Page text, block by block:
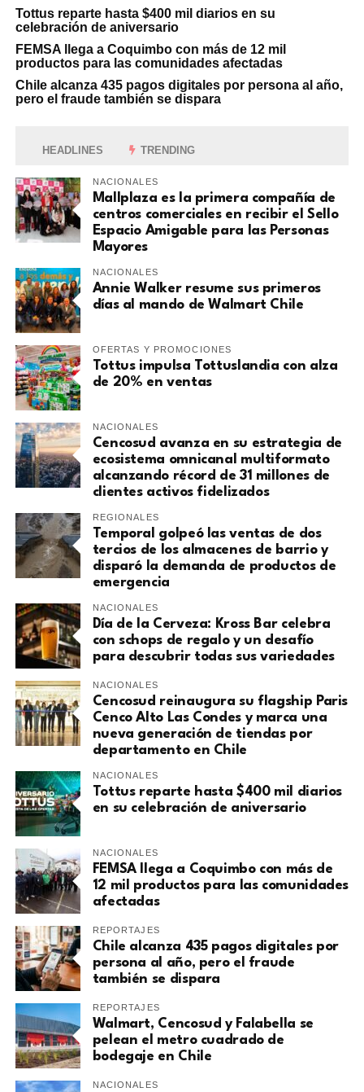
Tottus reparte hasta $400 mil diarios en su
celebración de aniversario
FEMSA llega a Coquimbo con más de 12 mil
productos para las comunidades afectadas
Chile alcanza 435 pagos digitales por persona al año,
pero el fraude también se dispara
HEADLINES TRENDING
NACIONALES
Mallplaza es la primera compañía de
centros comerciales en recibir el Sello
Espacio Amigable para las Personas
Mayores
NACIONALES
Annie Walker resume sus primeros
días al mando de Walmart Chile
OFERTAS Y PROMOCIONES
Tottus impulsa Tottuslandia con alza
de 20% en ventas
NACIONALES
Cencosud avanza en su estrategia de
ecosistema omnicanal multiformato
alcanzando récord de 31 millones de
clientes activos fidelizados
REGIONALES
Temporal golpeó las ventas de dos
tercios de los almacenes de barrio y
disparó la demanda de productos de
emergencia
NACIONALES
Día de la Cerveza: Kross Bar celebra
con schops de regalo y un desafío
para descubrir todas sus variedades
NACIONALES
Cencosud reinaugura su flagship Paris
Cenco Alto Las Condes y marca una
nueva generación de tiendas por
departamento en Chile
NACIONALES
Tottus reparte hasta $400 mil diarios
en su celebración de aniversario
NACIONALES
FEMSA llega a Coquimbo con más de
12 mil productos para las comunidades
afectadas
REPORTAJES
Chile alcanza 435 pagos digitales por
persona al año, pero el fraude
también se dispara
REPORTAJES
Walmart, Cencosud y Falabella se
pelean el metro cuadrado de
bodegaje en Chile
NACIONALES